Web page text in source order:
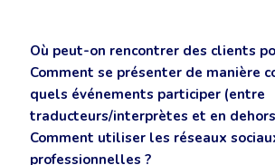
Où peut-on rencontrer des clients
Comment se présenter de manière
quels événements participer (entre
traducteurs/interprètes et en
Comment utiliser les réseaux
professionnelles ?